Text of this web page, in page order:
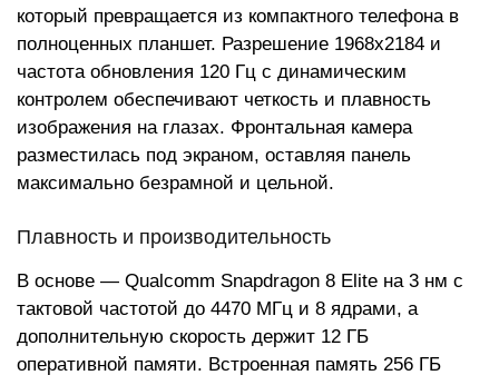
который превращается из компактного телефона в
полноценных планшет. Разрешение 1968x2184 и
частота обновления 120 Гц с динамическим
контролем обеспечивают четкость и плавность
изображения на глазах. Фронтальная камера
разместилась под экраном, оставляя панель
максимально безрамной и цельной.
Плавность и производительность
В основе — Qualcomm Snapdragon 8 Elite на 3 нм с
тактовой частотой до 4470 МГц и 8 ядрами, а
дополнительную скорость держит 12 ГБ
оперативной памяти. Встроенная память 256 ГБ